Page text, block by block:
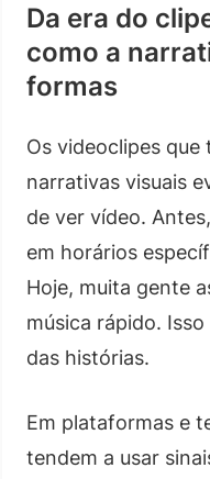
Da era do
como a
formas
Os videoclipes
narrativas visuais
de ver vídeo.
em horários
Hoje, muita gente
música rápido.
das histórias.
Em plataformas e
tendem a usar